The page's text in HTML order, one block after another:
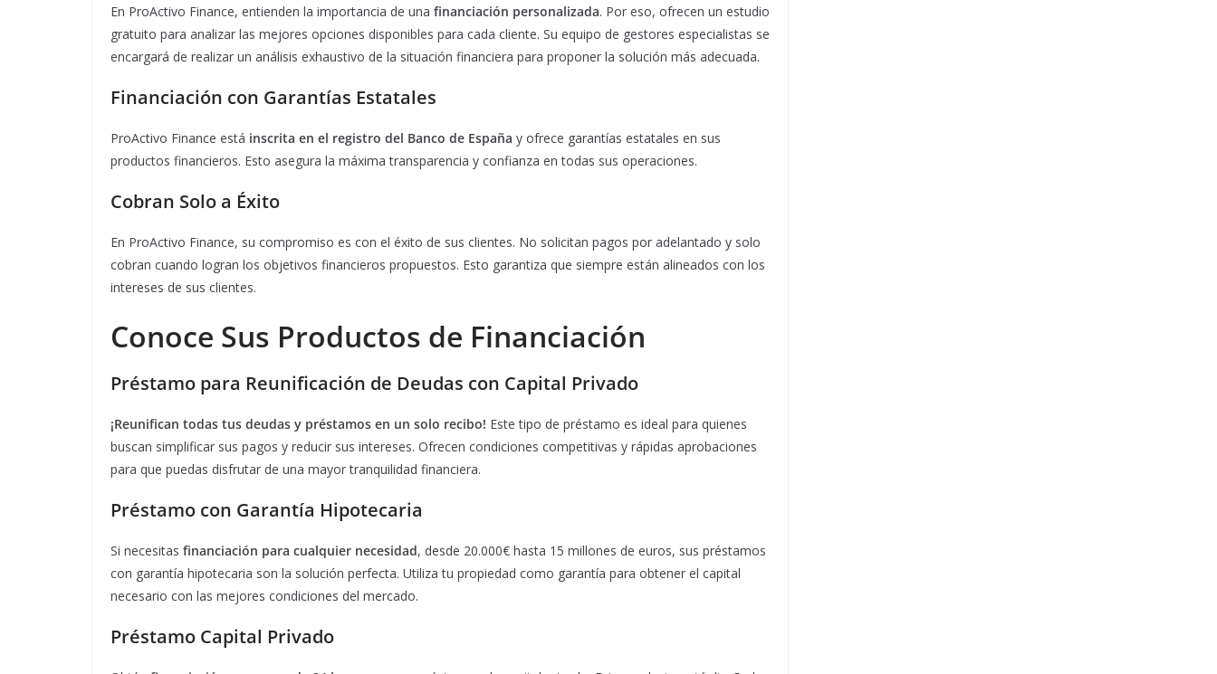
En ProActivo Finance, entienden la importancia de una financiación personalizada. Por eso, ofrecen un estudio
gratuito para analizar las mejores opciones disponibles para cada cliente. Su equipo de gestores especialistas se
encargará de realizar un análisis exhaustivo de la situación financiera para proponer la solución más adecuada.
Financiación con Garantías Estatales
ProActivo Finance está inscrita en el registro del Banco de España y ofrece garantías estatales en sus
productos financieros. Esto asegura la máxima transparencia y confianza en todas sus operaciones.
Cobran Solo a Éxito
En ProActivo Finance, su compromiso es con el éxito de sus clientes. No solicitan pagos por adelantado y solo
cobran cuando logran los objetivos financieros propuestos. Esto garantiza que siempre están alineados con los
intereses de sus clientes.
Conoce Sus Productos de Financiación
Préstamo para Reunificación de Deudas con Capital Privado
¡Reunifican todas tus deudas y préstamos en un solo recibo! Este tipo de préstamo es ideal para quienes
buscan simplificar sus pagos y reducir sus intereses. Ofrecen condiciones competitivas y rápidas aprobaciones
para que puedas disfrutar de una mayor tranquilidad financiera.
Préstamo con Garantía Hipotecaria
Si necesitas financiación para cualquier necesidad, desde 20.000€ hasta 15 millones de euros, sus préstamos
con garantía hipotecaria son la solución perfecta. Utiliza tu propiedad como garantía para obtener el capital
necesario con las mejores condiciones del mercado.
Préstamo Capital Privado